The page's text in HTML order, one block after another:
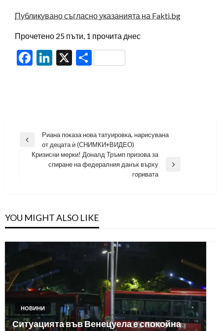
Публикувано съгласно указанията на Fakti.bg
Прочетено 25 пъти, 1 прочита днес
Facebook
LinkedIn
X Share
Навигация
Previous
Post
Риана показа нова татуировка, нарисувана
от децата ѝ (СНИМКИ+ВИДЕО)
Кризисни мерки! Доналд Тръмп призова за
спиране на федералния данък върху
горивата
YOU MIGHT ALSO LIKE
НОВИНИ
Ситуацията във Венецуела е спокойна